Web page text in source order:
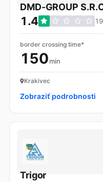
DMD-GROUP
1.4
border crossing time*
150min
Krakivec
Zobraziť podrobnosti
Trigor